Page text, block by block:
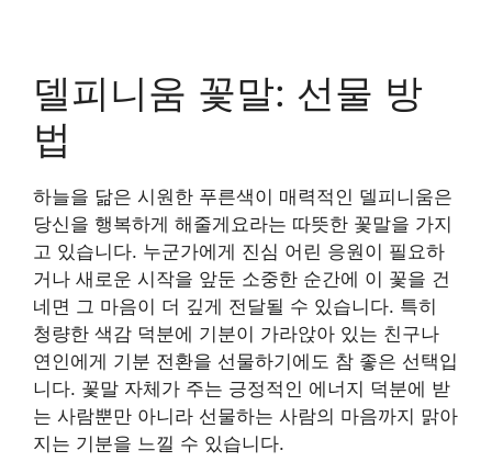
델피니움 꽃말: 선물 방
법
하늘을 닮은 시원한 푸른색이 매력적인 델피니움은
당신을 행복하게 해줄게요라는 따뜻한 꽃말을 가지
고 있습니다. 누군가에게 진심 어린 응원이 필요하
거나 새로운 시작을 앞둔 소중한 순간에 이 꽃을 건
네면 그 마음이 더 깊게 전달될 수 있습니다. 특히
청량한 색감 덕분에 기분이 가라앉아 있는 친구나
연인에게 기분 전환을 선물하기에도 참 좋은 선택입
니다. 꽃말 자체가 주는 긍정적인 에너지 덕분에 받
는 사람뿐만 아니라 선물하는 사람의 마음까지 맑아
지는 기분을 느낄 수 있습니다.